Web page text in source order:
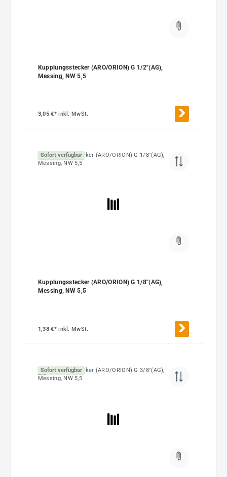
Kupplungsstecker (ARO/ORION) G 1/2"(AG),
Messing, NW 5,5
3,05 €*inkl. MwSt.
Sofort verfügbar
Kupplungsstecker (ARO/ORION) G 1/8"(AG),
Messing, NW 5,5
1,38 €*inkl. MwSt.
Sofort verfügbar